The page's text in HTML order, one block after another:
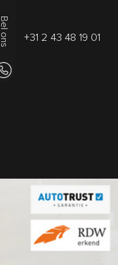
Bel ons +31 2 43 48 19 01